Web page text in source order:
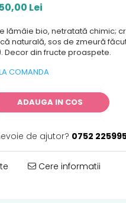
Lei
lămâie bio, netratată chimic;
naturală, sos de zmeură
Decor din fructe proaspete.
COMANDA
ADAUGA IN COS
de ajutor? 0752
Cere informatii